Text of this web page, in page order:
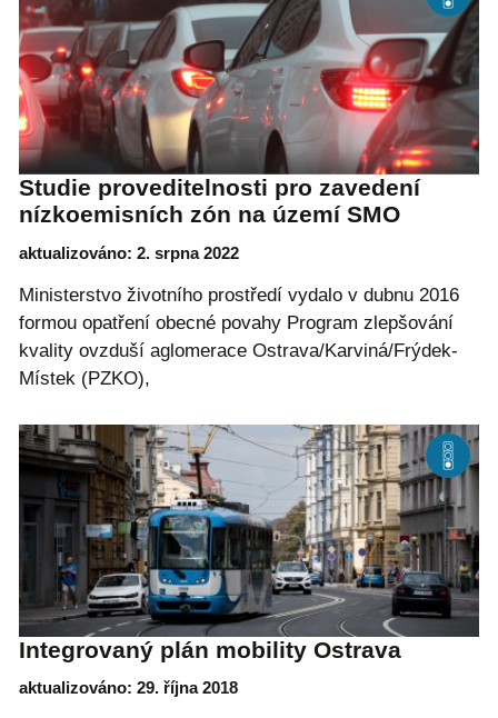
Studie proveditelnosti pro zavedení
nízkoemisních zón na území SMO
aktualizováno: 2. srpna 2022
Ministerstvo životního prostředí vydalo v dubnu 2016
formou opatření obecné povahy Program zlepšování
kvality ovzduší aglomerace Ostrava/Karviná/Frýdek-
Místek (PZKO),
Integrovaný plán mobility Ostrava
aktualizováno: 29. října 2018